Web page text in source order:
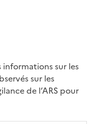
sur les
sur les
de l’ARS pour